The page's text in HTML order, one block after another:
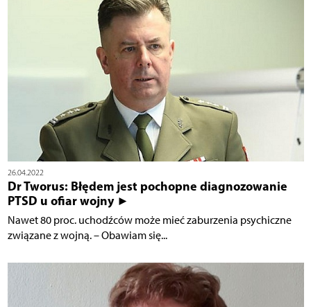
26.04.2022
Dr Tworus: Błędem jest pochopne diagnozowanie
PTSD u ofiar wojny ►
Nawet 80 proc. uchodźców może mieć zaburzenia psychiczne
związane z wojną. – Obawiam się...